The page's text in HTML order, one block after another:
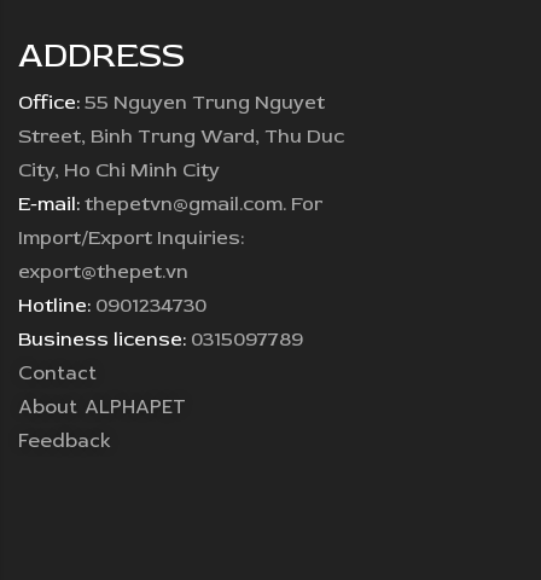
ADDRESS
Office: 55 Nguyen Trung Nguyet
Street, Binh Trung Ward, Thu Duc
City, Ho Chi Minh City
E-mail: thepetvn@gmail.com. For
Import/Export Inquiries:
export@thepet.vn
Hotline: 0901234730
Business license: 0315097789
Contact
About ALPHAPET
Feedback